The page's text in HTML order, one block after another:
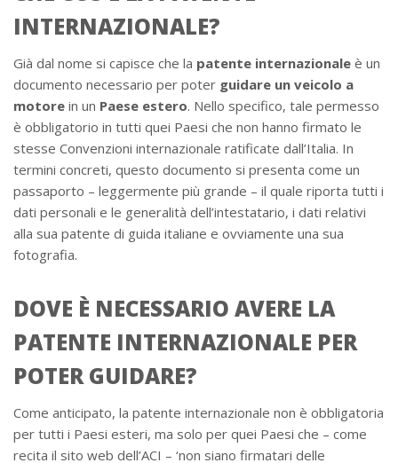
INTERNAZIONALE?
Già dal nome si capisce che la patente internazionale è un
documento necessario per poter guidare un veicolo a
motore in un Paese estero. Nello specifico, tale permesso
è obbligatorio in tutti quei Paesi che non hanno firmato le
stesse Convenzioni internazionale ratificate dall’Italia. In
termini concreti, questo documento si presenta come un
passaporto – leggermente più grande – il quale riporta tutti i
dati personali e le generalità dell’intestatario, i dati relativi
alla sua patente di guida italiane e ovviamente una sua
fotografia.
DOVE È NECESSARIO AVERE LA
PATENTE INTERNAZIONALE PER
POTER GUIDARE?
Come anticipato, la patente internazionale non è obbligatoria
per tutti i Paesi esteri, ma solo per quei Paesi che – come
recita il sito web dell’ACI – ‘non siano firmatari delle